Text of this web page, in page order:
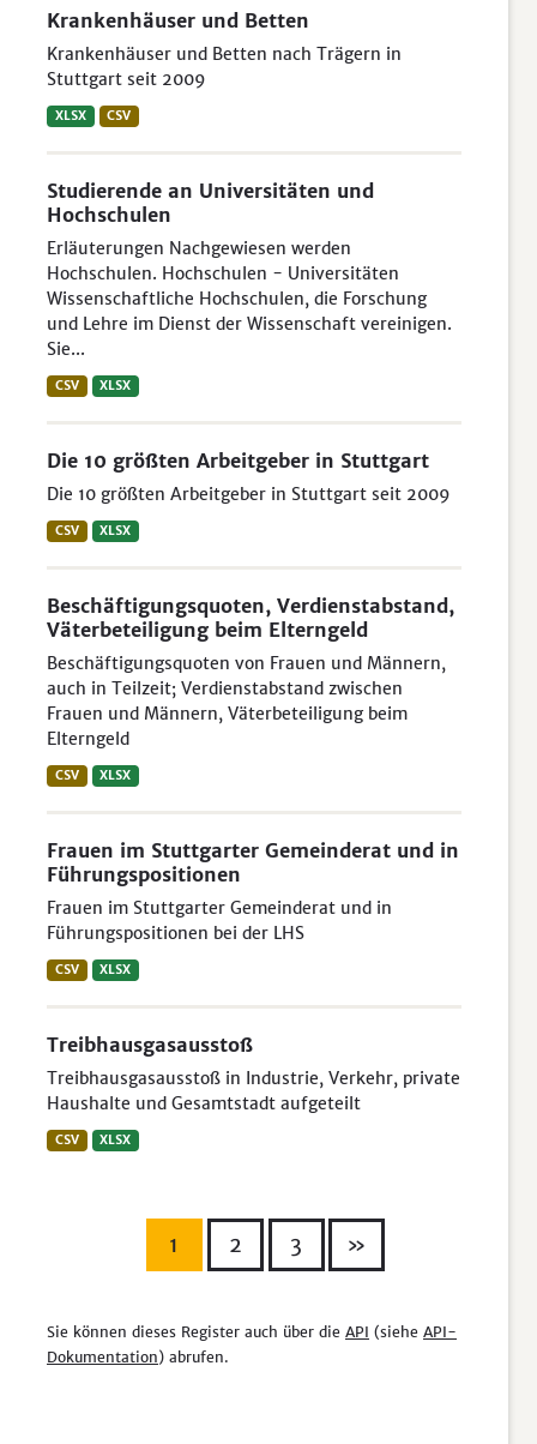
Krankenhäuser und Betten
Krankenhäuser und Betten nach Trägern in
Stuttgart seit 2009
XLSX CSV
Studierende an Universitäten und
Hochschulen
Erläuterungen Nachgewiesen werden
Hochschulen. Hochschulen - Universitäten
Wissenschaftliche Hochschulen, die Forschung
und Lehre im Dienst der Wissenschaft vereinigen.
Sie...
CSV XLSX
Die 10 größten Arbeitgeber in Stuttgart
Die 10 größten Arbeitgeber in Stuttgart seit 2009
CSV XLSX
Beschäftigungsquoten, Verdienstabstand,
Väterbeteiligung beim Elterngeld
Beschäftigungsquoten von Frauen und Männern,
auch in Teilzeit; Verdienstabstand zwischen
Frauen und Männern, Väterbeteiligung beim
Elterngeld
CSV XLSX
Frauen im Stuttgarter Gemeinderat und in
Führungspositionen
Frauen im Stuttgarter Gemeinderat und in
Führungspositionen bei der LHS
CSV XLSX
Treibhausgasausstoß
Treibhausgasausstoß in Industrie, Verkehr, private
Haushalte und Gesamtstadt aufgeteilt
CSV XLSX
1 2 3 »
Sie können dieses Register auch über die API (siehe API-
Dokumentation) abrufen.